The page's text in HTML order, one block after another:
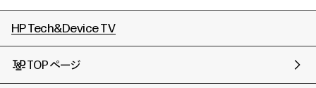
HP Tech&Device TV
TOPページ